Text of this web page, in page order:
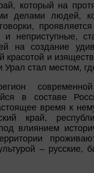
который на
делами людей,
и неприступные,
на создание
красотой и
стал местом,
в составе
время к
край,
влиянием
–